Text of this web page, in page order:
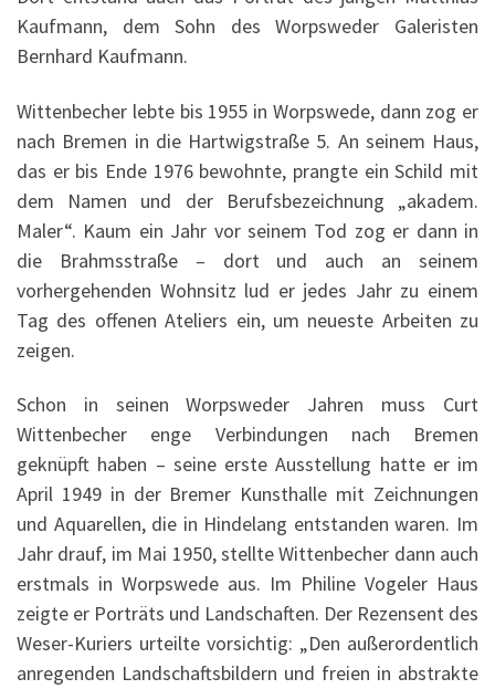
Kaufmann, dem Sohn des Worpsweder Galeristen
Bernhard Kaufmann.
Wittenbecher lebte bis 1955 in Worpswede, dann zog er
nach Bremen in die Hartwigstraße 5. An seinem Haus,
das er bis Ende 1976 bewohnte, prangte ein Schild mit
dem Namen und der Berufsbezeichnung „akadem.
Maler“. Kaum ein Jahr vor seinem Tod zog er dann in
die Brahmsstraße – dort und auch an seinem
vorhergehenden Wohnsitz lud er jedes Jahr zu einem
Tag des offenen Ateliers ein, um neueste Arbeiten zu
zeigen.
Schon in seinen Worpsweder Jahren muss Curt
Wittenbecher enge Verbindungen nach Bremen
geknüpft haben – seine erste Ausstellung hatte er im
April 1949 in der Bremer Kunsthalle mit Zeichnungen
und Aquarellen, die in Hindelang entstanden waren. Im
Jahr drauf, im Mai 1950, stellte Wittenbecher dann auch
erstmals in Worpswede aus. Im Philine Vogeler Haus
zeigte er Porträts und Landschaften. Der Rezensent des
Weser-Kuriers urteilte vorsichtig: „Den außerordentlich
anregenden Landschaftsbildern und freien in abstrakte